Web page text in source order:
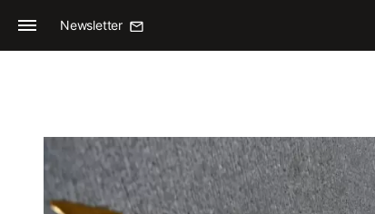
Newsletter